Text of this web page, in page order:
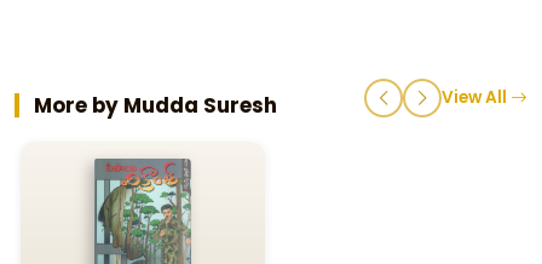
More by Mudda Suresh View All